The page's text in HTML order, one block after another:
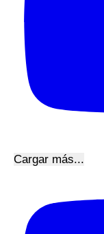
Cargar más...